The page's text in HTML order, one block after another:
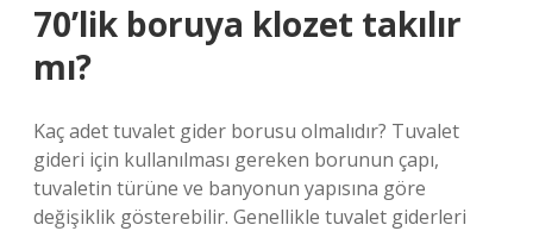
70’lik boruya klozet takılır
mı?
Kaç adet tuvalet gider borusu olmalıdır? Tuvalet
gideri için kullanılması gereken borunun çapı,
tuvaletin türüne ve banyonun yapısına göre
değişiklik gösterebilir. Genellikle tuvalet giderleri